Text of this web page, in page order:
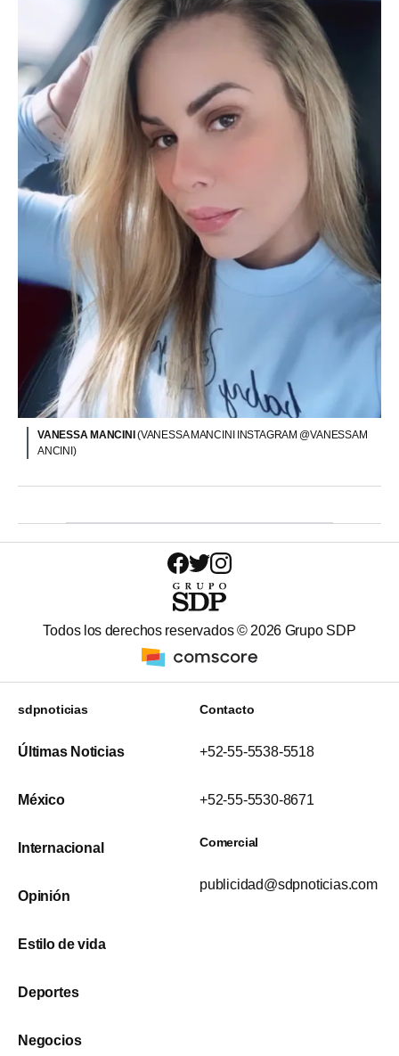
VANESSA MANCINI (VANESSA MANCINI INSTAGRAM @VANESSAM
ANCINI)
Todos los derechos reservados © 2026 Grupo SDP
sdpnoticias
Últimas Noticias
México
Internacional
Opinión
Estilo de vida
Deportes
Negocios
Contacto
+52-55-5538-5518
+52-55-5530-8671
Comercial
publicidad@sdpnoticias.com